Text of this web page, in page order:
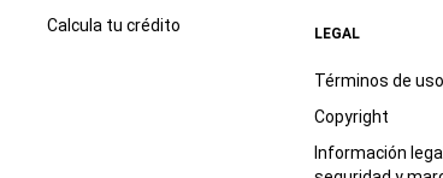
Calcula tu crédito
LEGAL
Términos de uso
Copyright
Información